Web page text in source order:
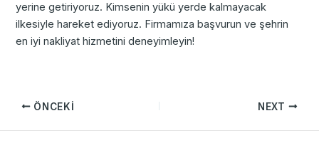
yerine getiriyoruz. Kimsenin yükü yerde kalmayacak
ilkesiyle hareket ediyoruz. Firmamıza başvurun ve şehrin
en iyi nakliyat hizmetini deneyimleyin!
ÖNCEKI NEXT